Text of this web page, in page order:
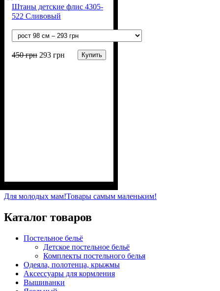
Штаны детские флис 4305-
522 Сливовый
450грн 293 грн Купить
Для молодых мам!Товары самым маленьким!
Каталог товаров
Постельное бельё
Детское постельное бельё
Комплекты постельного белья
Одеяла, полотенца, крыжмы
Аксессуары для кормления
Вышиванки